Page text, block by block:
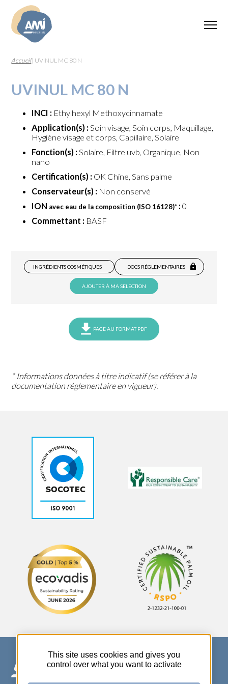
Accueil| UVINUL MC 80 N
UVINUL MC 80 N
INCI : Ethylhexyl Methoxycinnamate
Application(s) : Soin visage, Soin corps, Maquillage,
Hygiène visage et corps, Capillaire, Solaire
Fonction(s) : Solaire, Filtre uvb, Organique, Non
nano
Certification(s) : OK Chine, Sans palme
Conservateur(s) : Non conservé
ION avec eau de la composition (ISO 16128)* : 0
Commettant : BASF
INGRÉDIENTS COSMÉTIQUES DOCS RÉGLEMENTAIRES
AJOUTER À MA SELECTION
PAGE AU FORMAT PDF
* Informations données à titre indicatif (se référer à la
documentation réglementaire en vigueur).
This site uses cookies and gives you
control over what you want to activate